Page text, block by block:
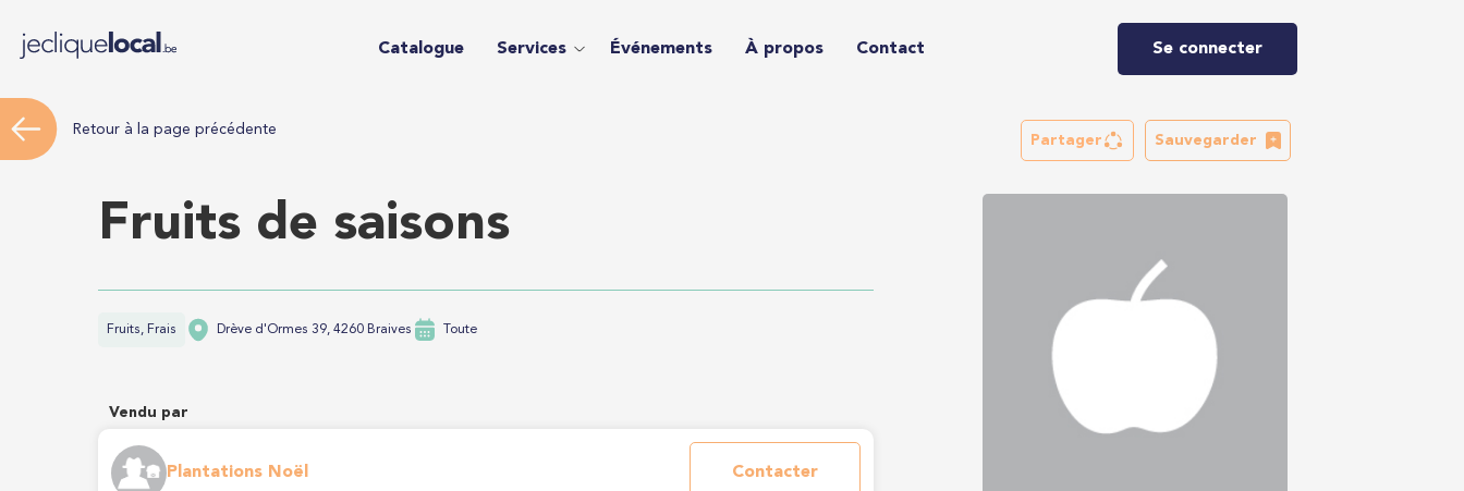
Catalogue Services Événements À propos Contact Se connecter
Retour à la page précédente
Partager Sauvegarder
Fruits de saisons
Fruits, Frais Drève d'Ormes 39, 4260 Braives Toute
Vendu par
Plantations Noël Contacter